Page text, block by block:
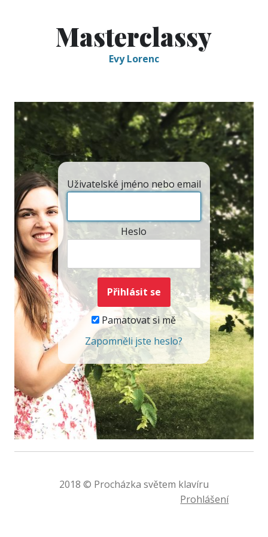
Masterclassy
Evy Lorenc
Uživatelské jméno nebo email
Heslo
Pamatovat si mě
Zapomněli jste heslo?
2018 © Procházka světem klavíru
Prohlášení